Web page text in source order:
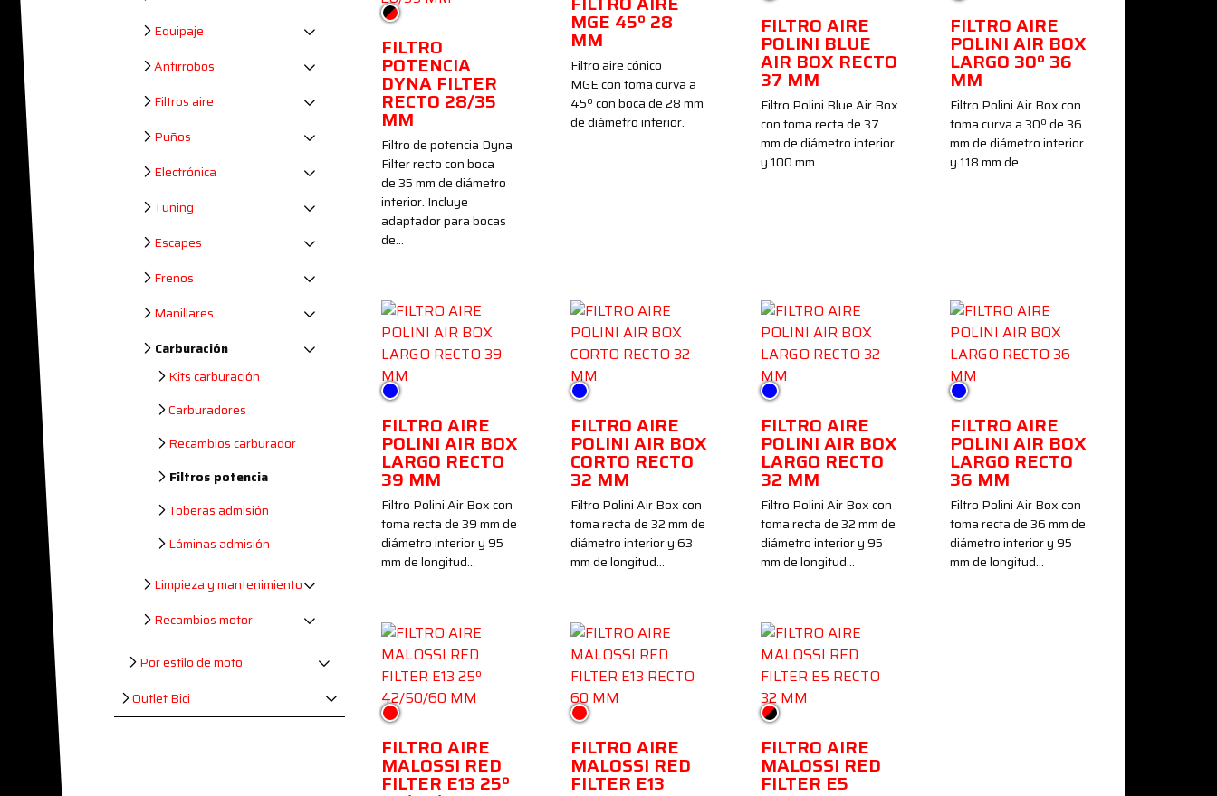
Equipaje
Antirrobos
Filtros aire
Puños
Electrónica
Tuning
Escapes
Frenos
Manillares
Carburación
Kits carburación
Carburadores
Recambios carburador
Filtros potencia
Toberas admisión
Láminas admisión
Limpieza y mantenimiento
Recambios motor
Por estilo de moto
Outlet Bici
Negro/Rojo
FILTRO
POTENCIA
DYNA FILTER
RECTO 28/35
MM
Filtro de potencia Dyna
Filter recto con boca
de 35 mm de diámetro
interior. Incluye
adaptador para bocas
de…
MGE 45º 28
MM
Filtro aire cónico
MGE con toma curva a
45º con boca de 28 mm
de diámetro interior.
FILTRO AIRE
POLINI BLUE
AIR BOX RECTO
37 MM
Filtro Polini Blue Air Box
con toma recta de 37
mm de diámetro interior
y 100 mm…
FILTRO AIRE
POLINI AIR BOX
LARGO 30º 36
MM
Filtro Polini Air Box con
toma curva a 30º de 36
mm de diámetro interior
y 118 mm de…
Azul
FILTRO AIRE
POLINI AIR BOX
LARGO RECTO
39 MM
Filtro Polini Air Box con
toma recta de 39 mm de
diámetro interior y 95
mm de longitud…
Azul
FILTRO AIRE
POLINI AIR BOX
CORTO RECTO
32 MM
Filtro Polini Air Box con
toma recta de 32 mm de
diámetro interior y 63
mm de longitud…
Azul
FILTRO AIRE
POLINI AIR BOX
LARGO RECTO
32 MM
Filtro Polini Air Box con
toma recta de 32 mm de
diámetro interior y 95
mm de longitud…
Azul
FILTRO AIRE
POLINI AIR BOX
LARGO RECTO
36 MM
Filtro Polini Air Box con
toma recta de 36 mm de
diámetro interior y 95
mm de longitud…
Rojo
FILTRO AIRE
MALOSSI RED
FILTER E13 25º
Rojo
FILTRO AIRE
MALOSSI RED
FILTER E13
Rojo/Negro
FILTRO AIRE
MALOSSI RED
FILTER E5